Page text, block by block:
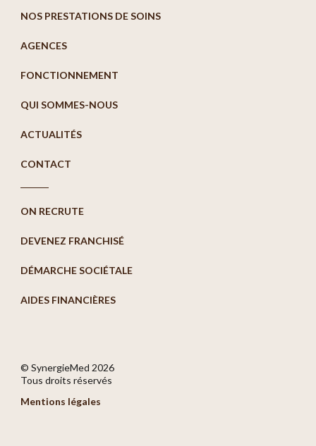
NOS PRESTATIONS DE SOINS
AGENCES
FONCTIONNEMENT
QUI SOMMES-NOUS
ACTUALITÉS
CONTACT
ON RECRUTE
DEVENEZ FRANCHISÉ
DÉMARCHE SOCIÉTALE
AIDES FINANCIÈRES
© SynergieMed 2026
Tous droits réservés
Mentions légales